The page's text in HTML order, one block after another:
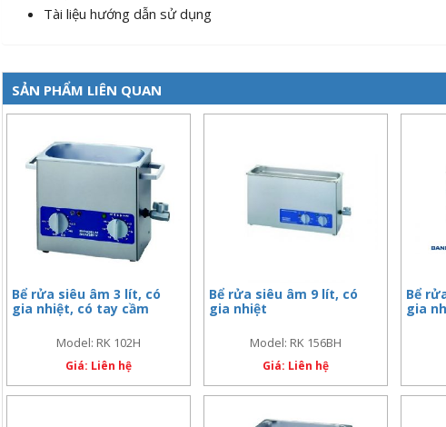
Tài liệu hướng dẫn sử dụng
SẢN PHẨM LIÊN QUAN
Bể rửa siêu âm 3 lít, có
gia nhiệt, có tay cầm
Model: RK 102H
Giá: Liên hệ
Bể rửa siêu âm 9 lít, có
gia nhiệt
Model: RK 156BH
Giá: Liên hệ
Bể
gia